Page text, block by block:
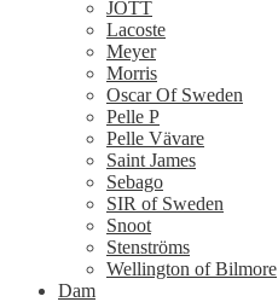
JOTT
Lacoste
Meyer
Morris
Oscar Of Sweden
Pelle P
Pelle Vävare
Saint James
Sebago
SIR of Sweden
Snoot
Stenströms
Wellington of Bilmore
Dam